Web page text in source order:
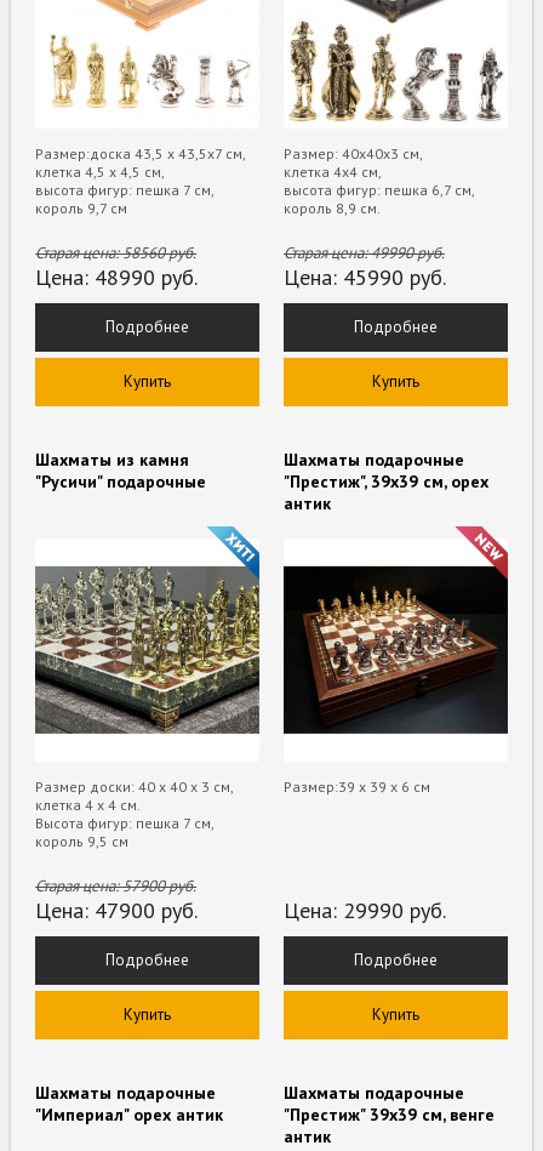
Размер:доска 43,5 х 43,5х7 см,
клетка 4,5 х 4,5 см,
высота фигур: пешка 7 см,
король 9,7 см
Старая цена:58560руб.
Цена: 48990 руб.
Подробнее
Купить
Размер: 40х40х3 см,
клетка 4х4 см,
высота фигур: пешка 6,7 см,
король 8,9 см.
Старая цена:49990руб.
Цена: 45990 руб.
Подробнее
Купить
Шахматы из камня
"Русичи" подарочные
Размер доски: 40 х 40 х 3 см,
клетка 4 х 4 см.
Высота фигур: пешка 7 см,
король 9,5 см
Старая цена:57900руб.
Цена: 47900 руб.
Подробнее
Купить
Шахматы подарочные
"Престиж", 39х39 см, орех
антик
Размер:39 х 39 х 6 см
Цена: 29990 руб.
Подробнее
Купить
Шахматы подарочные
"Империал" орех антик
Шахматы подарочные
"Престиж" 39х39 см, венге
антик